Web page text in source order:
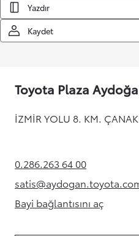
Yazdır
Kaydet
Toyota Plaza
İZMİR YOLU 8. KM.
0.286.263 64 00(Opens in new tab)
(Opens in
Bayi bağlantısını aç
(Opens in new